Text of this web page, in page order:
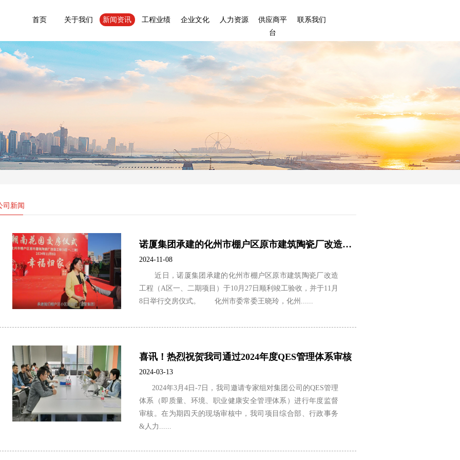
首页 关于我们 新闻资讯 工程业绩 企业文化 人力资源
供应商平
台
联系我们
司新闻
诺厦集团承建的化州市棚户区原市建筑陶瓷厂改造工程顺利竣工验收
2024-11-08
近日，诺厦集团承建的化州市棚户区原市建筑陶瓷厂改造
工程（A区一、二期项目）于10月27日顺利竣工验收，并于11月
8日举行交房仪式。 化州市委常委王晓玲，化州......
喜讯！热烈祝贺我司通过2024年度QES管理体系审核
2024-03-13
2024年3月4日-7日，我司邀请专家组对集团公司的QES管理
体系（即质量、环境、职业健康安全管理体系）进行年度监督
审核。在为期四天的现场审核中，我司项目综合部、行政事务
&人力......